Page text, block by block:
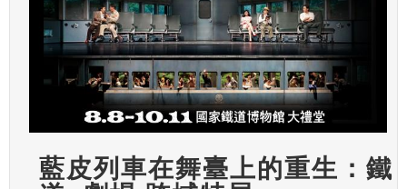
藍皮列車在舞臺上的重生：鐵